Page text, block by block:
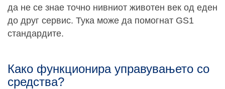
да не се знае точно нивниот животен век од еден
до друг сервис. Тука може да помогнат GS1
стандардите.
Како функционира управувањето со
средства?